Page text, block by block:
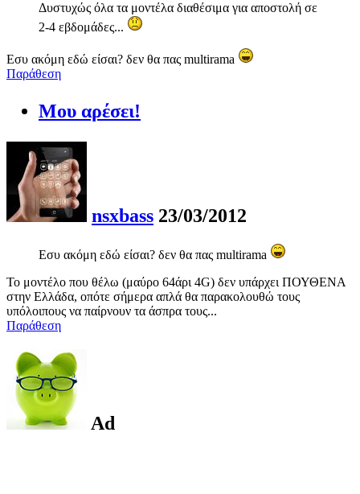
Δυστυχώς όλα τα μοντέλα διαθέσιμα για αποστολή σε
2-4 εβδομάδες...
Εσυ ακόμη εδώ είσαι? δεν θα πας multirama
Παράθεση
Μου αρέσει!
nsxbass 23/03/2012
Εσυ ακόμη εδώ είσαι? δεν θα πας multirama
Το μοντέλο που θέλω (μαύρο 64άρι 4G) δεν υπάρχει ΠΟΥΘΕΝΑ
στην Ελλάδα, οπότε σήμερα απλά θα παρακολουθώ τους
υπόλοιπους να παίρνουν τα άσπρα τους...
Παράθεση
Ad